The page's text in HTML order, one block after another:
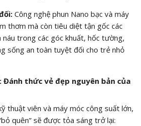
Công nghệ phun Nano bạc và máy
thơm mà còn tiêu diệt tận gốc các
trong các góc khuất, hốc tường,
sống an toàn tuyệt đối cho trẻ nhỏ
Đánh thức vẻ đẹp nguyên bản của
thuật viên và máy móc công suất lớn,
quên” sẽ được tỏa sáng trở lại: